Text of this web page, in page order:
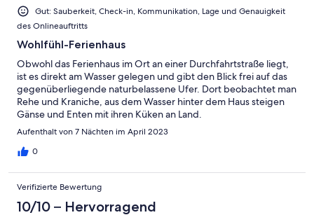
Gut: Sauberkeit, Check-in, Kommunikation, Lage und Genauigkeit
des Onlineauftritts
Wohlfühl-Ferienhaus
Obwohl das Ferienhaus im Ort an einer Durchfahrtstraße liegt,
ist es direkt am Wasser gelegen und gibt den Blick frei auf das
gegenüberliegende naturbelassene Ufer. Dort beobachtet man
Rehe und Kraniche, aus dem Wasser hinter dem Haus steigen
Gänse und Enten mit ihren Küken an Land.
Aufenthalt von 7 Nächten im April 2023
0
Verifizierte Bewertung
10/10 – Hervorragend